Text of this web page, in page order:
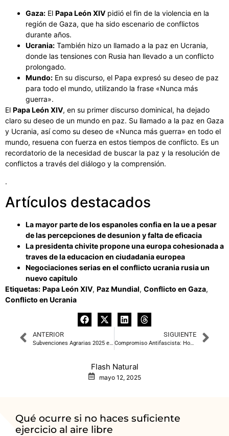
Gaza: El Papa León XIV pidió el fin de la violencia en la
región de Gaza, que ha sido escenario de conflictos
durante años.
Ucrania: También hizo un llamado a la paz en Ucrania,
donde las tensiones con Rusia han llevado a un conflicto
prolongado.
Mundo: En su discurso, el Papa expresó su deseo de paz
para todo el mundo, utilizando la frase «Nunca más
guerra».
El Papa León XIV, en su primer discurso dominical, ha dejado
claro su deseo de un mundo en paz. Su llamado a la paz en Gaza
y Ucrania, así como su deseo de «Nunca más guerra» en todo el
mundo, resuena con fuerza en estos tiempos de conflicto. Es un
recordatorio de la necesidad de buscar la paz y la resolución de
conflictos a través del diálogo y la comprensión.
.
Artículos destacados
La mayor parte de los espanoles confia en la ue a pesar
de las percepciones de desunion y falta de eficacia
La presidenta chivite propone una europa cohesionada a
traves de la educacion en ciudadania europea
Negociaciones serias en el conflicto ucrania rusia un
nuevo capitulo
Etiquetas: Papa León XIV, Paz Mundial, Conflicto en Gaza,
Conflicto en Ucrania
ANTERIOR
Subvenciones Agrarias 2025 en Cáceres
SIGUIENTE
Compromiso Antifascista: Homenaje a las Víctimas de Mauthausen
Flash Natural
mayo 12, 2025
Qué ocurre si no haces suficiente
ejercicio al aire libre